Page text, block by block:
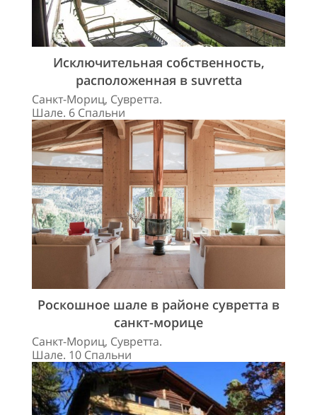
Исключительная собственность,
расположенная в suvretta
Санкт-Мориц, Сувретта.
Шале. 6 Спальни
Роскошное шале в районе сувретта в
санкт-морице
Санкт-Мориц, Сувретта.
Шале. 10 Спальни